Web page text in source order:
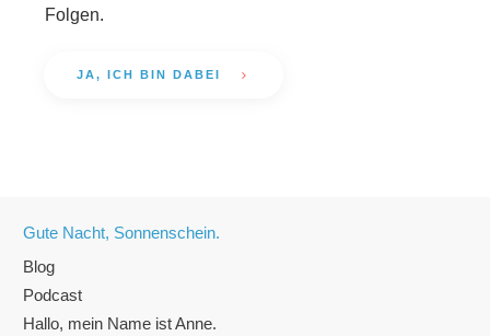
Folgen.
JA, ICH BIN DABEI
Gute Nacht, Sonnenschein.
Blog
Podcast
Hallo, mein Name ist Anne.